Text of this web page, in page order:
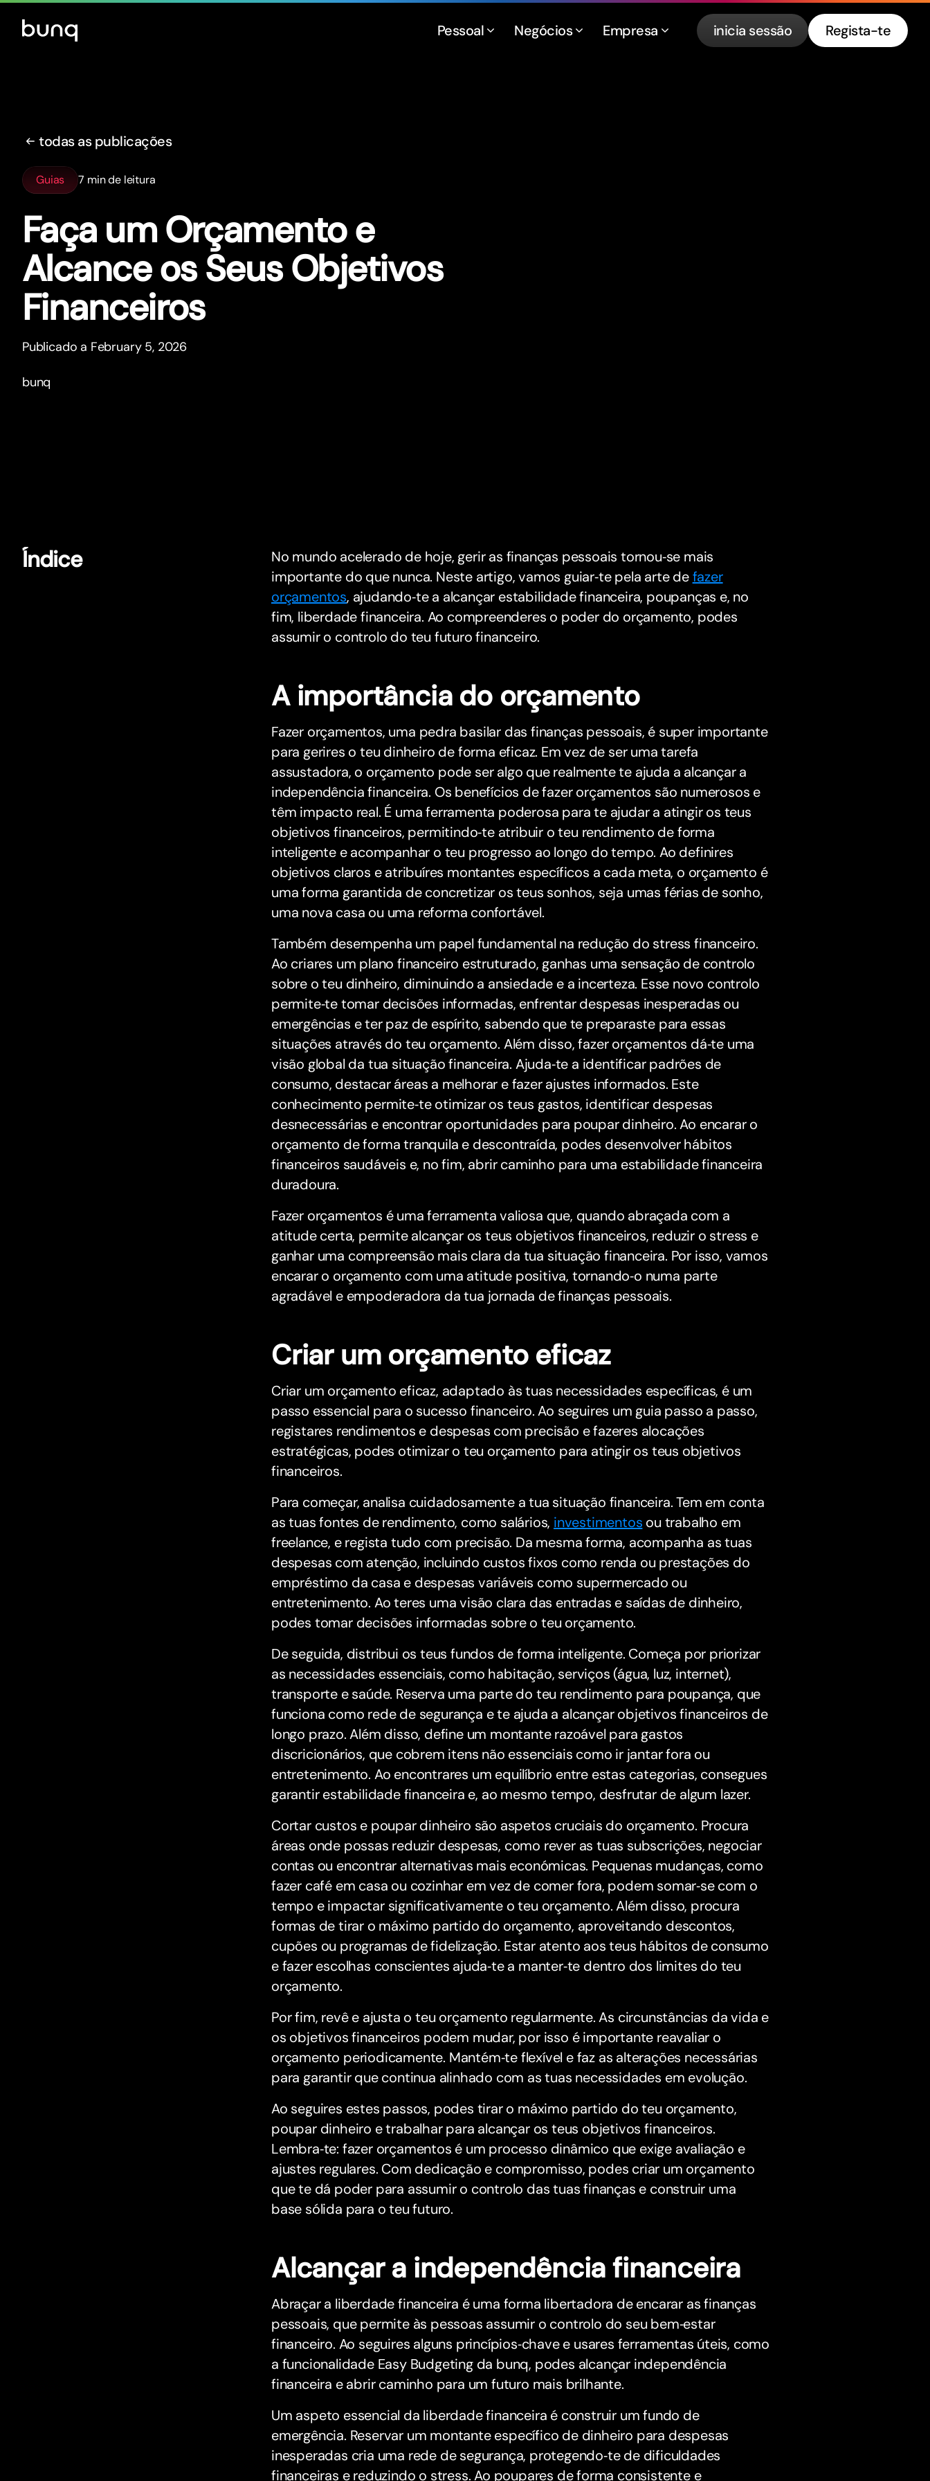
Pessoal Negócios Empresa inicia sessão Regista-te
todas as publicações
Guias 7 min de leitura
Faça um Orçamento e
Alcance os Seus Objetivos
Financeiros
Publicado a February 5, 2026
bunq
Índice
No mundo acelerado de hoje, gerir as finanças pessoais tornou‑se mais
importante do que nunca. Neste artigo, vamos guiar‑te pela arte defazer
orçamentos, ajudando‑te a alcançar estabilidade financeira, poupanças e, no
fim, liberdade financeira. Ao compreenderes o poder do orçamento, podes
assumir o controlo do teu futuro financeiro.
A importância do orçamento
Fazer orçamentos, uma pedra basilar das finanças pessoais, é super importante
para gerires o teu dinheiro de forma eficaz. Em vez de ser uma tarefa
assustadora, o orçamento pode ser algo que realmente te ajuda a alcançar a
independência financeira. Os benefícios de fazer orçamentos são numerosos e
têm impacto real. É uma ferramenta poderosa para te ajudar a atingir os teus
objetivos financeiros, permitindo‑te atribuir o teu rendimento de forma
inteligente e acompanhar o teu progresso ao longo do tempo. Ao definires
objetivos claros e atribuíres montantes específicos a cada meta, o orçamento é
uma forma garantida de concretizar os teus sonhos, seja umas férias de sonho,
uma nova casa ou uma reforma confortável.
Também desempenha um papel fundamental na redução do stress financeiro.
Ao criares um plano financeiro estruturado, ganhas uma sensação de controlo
sobre o teu dinheiro, diminuindo a ansiedade e a incerteza. Esse novo controlo
permite‑te tomar decisões informadas, enfrentar despesas inesperadas ou
emergências e ter paz de espírito, sabendo que te preparaste para essas
situações através do teu orçamento. Além disso, fazer orçamentos dá‑te uma
visão global da tua situação financeira. Ajuda‑te a identificar padrões de
consumo, destacar áreas a melhorar e fazer ajustes informados. Este
conhecimento permite‑te otimizar os teus gastos, identificar despesas
desnecessárias e encontrar oportunidades para poupar dinheiro. Ao encarar o
orçamento de forma tranquila e descontraída, podes desenvolver hábitos
financeiros saudáveis e, no fim, abrir caminho para uma estabilidade financeira
duradoura.
Fazer orçamentos é uma ferramenta valiosa que, quando abraçada com a
atitude certa, permite alcançar os teus objetivos financeiros, reduzir o stress e
ganhar uma compreensão mais clara da tua situação financeira. Por isso, vamos
encarar o orçamento com uma atitude positiva, tornando‑o numa parte
agradável e empoderadora da tua jornada de finanças pessoais.
Criar um orçamento eficaz
Criar um orçamento eficaz, adaptado às tuas necessidades específicas, é um
passo essencial para o sucesso financeiro. Ao seguires um guia passo a passo,
registares rendimentos e despesas com precisão e fazeres alocações
estratégicas, podes otimizar o teu orçamento para atingir os teus objetivos
financeiros.
Para começar, analisa cuidadosamente a tua situação financeira. Tem em conta
as tuas fontes de rendimento, como salários, investimentos ou trabalho em
freelance, e regista tudo com precisão. Da mesma forma, acompanha as tuas
despesas com atenção, incluindo custos fixos como renda ou prestações do
empréstimo da casa e despesas variáveis como supermercado ou
entretenimento. Ao teres uma visão clara das entradas e saídas de dinheiro,
podes tomar decisões informadas sobre o teu orçamento.
De seguida, distribui os teus fundos de forma inteligente. Começa por priorizar
as necessidades essenciais, como habitação, serviços (água, luz, internet),
transporte e saúde. Reserva uma parte do teu rendimento para poupança, que
funciona como rede de segurança e te ajuda a alcançar objetivos financeiros de
longo prazo. Além disso, define um montante razoável para gastos
discricionários, que cobrem itens não essenciais como ir jantar fora ou
entretenimento. Ao encontrares um equilíbrio entre estas categorias, consegues
garantir estabilidade financeira e, ao mesmo tempo, desfrutar de algum lazer.
Cortar custos e poupar dinheiro são aspetos cruciais do orçamento. Procura
áreas onde possas reduzir despesas, como rever as tuas subscrições, negociar
contas ou encontrar alternativas mais económicas. Pequenas mudanças, como
fazer café em casa ou cozinhar em vez de comer fora, podem somar‑se com o
tempo e impactar significativamente o teu orçamento. Além disso, procura
formas de tirar o máximo partido do orçamento, aproveitando descontos,
cupões ou programas de fidelização. Estar atento aos teus hábitos de consumo
e fazer escolhas conscientes ajuda‑te a manter‑te dentro dos limites do teu
orçamento.
Por fim, revê e ajusta o teu orçamento regularmente. As circunstâncias da vida e
os objetivos financeiros podem mudar, por isso é importante reavaliar o
orçamento periodicamente. Mantém‑te flexível e faz as alterações necessárias
para garantir que continua alinhado com as tuas necessidades em evolução.
Ao seguires estes passos, podes tirar o máximo partido do teu orçamento,
poupar dinheiro e trabalhar para alcançar os teus objetivos financeiros.
Lembra‑te: fazer orçamentos é um processo dinâmico que exige avaliação e
ajustes regulares. Com dedicação e compromisso, podes criar um orçamento
que te dá poder para assumir o controlo das tuas finanças e construir uma
base sólida para o teu futuro.
Alcançar a independência financeira
Abraçar a liberdade financeira é uma forma libertadora de encarar as finanças
pessoais, que permite às pessoas assumir o controlo do seu bem‑estar
financeiro. Ao seguires alguns princípios‑chave e usares ferramentas úteis, como
a funcionalidade Easy Budgeting da bunq, podes alcançar independência
financeira e abrir caminho para um futuro mais brilhante.
Um aspeto essencial da liberdade financeira é construir um fundo de
emergência. Reservar um montante específico de dinheiro para despesas
inesperadas cria uma rede de segurança, protegendo‑te de dificuldades
financeiras e reduzindo o stress. Ao poupares de forma consistente e